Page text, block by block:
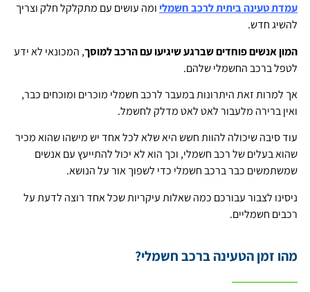
עמדת טעינה ביתית לרכב חשמליומה עושים עם מתקלקל חלק וצריך
להשיג חדש.
המון אנשים פוחדים שברגע שיגיעו עם הרכב למוסך, המכונאי לא ידע
לטפל ברכב החשמלי שלהם.
אך למרות זאת היתרונות במעבר לרכב חשמלי מוכרים ומוכחים כבר,
ואין ברירה מלעבור לאט לאט מדלק לחשמל.
עוד סיבה שיכולה להוות חשש היא שלא לכל אחד יש מישהו שהוא מכיר
שהוא בעלים של רכב חשמלי, וכך הוא לא יכול להתייעץ עם אנשים
שמשתמשים כבר ברכב חשמלי כדי לשפוך אור על הנושא.
ניסינו לצבור עבורכם כמה שאלות עיקריות שכל אחד רוצה לדעת על
רכבים חשמליים.
מהו זמן הטעינה ברכב חשמלי?